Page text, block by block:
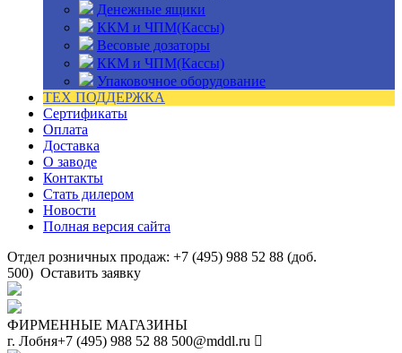
Денежные ящики
ККМ и ЧПМ(Кассы)
Весовые дозаторы
ККМ и ЧПМ(Кассы)
Упаковочное оборудование
ТЕХ ПОДДЕРЖКА
Сертификаты
Оплата
Доставка
О заводе
Контакты
Стать дилером
Новости
Полная версия сайта
Отдел розничных продаж: +7 (495) 988 52 88 (доб.
500) Оставить заявку
ФИРМЕННЫЕ МАГАЗИНЫ
г. Лобня+7 (495) 988 52 88 500@mddl.ru